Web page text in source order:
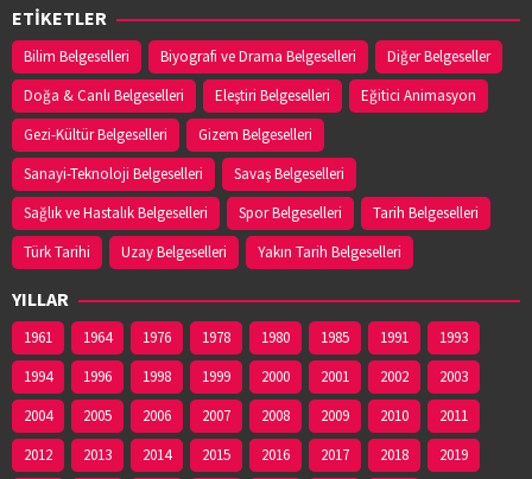
ETİKETLER
Bilim Belgeselleri Biyografi ve Drama Belgeselleri
Diğer Belgeseller
Doğa & Canlı Belgeselleri
Eleştiri Belgeselleri
Eğitici Animasyon
Gezi-Kültür Belgeselleri
Gizem Belgeselleri
Sanayi-Teknoloji Belgeselleri
Savaş Belgeselleri
Sağlık ve Hastalık Belgeselleri
Spor Belgeselleri
Tarih Belgeselleri
Türk Tarihi
Uzay Belgeselleri Yakın Tarih Belgeselleri
YILLAR
1961 1964 1976 1978 1980 1985 1991
1993
1994
1996 1998 1999 2000 2001 2002
2003
2004
2005 2006 2007 2008 2009 2010
2011
2012
2013 2014 2015 2016 2017 2018 2019